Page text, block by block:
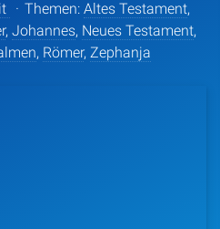
· Themen: Altes Testament,
, Johannes, Neues Testament,
, Römer, Zephanja